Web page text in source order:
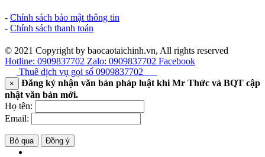
- Chính sách bảo mật thông tin
- Chính sách thanh toán
© 2021 Copyright by baocaotaichinh.vn, All rights reserved
Hotline: 0909837702 Zalo: 0909837702 Facebook
Thuê dịch vụ gọi số 0909837702
×
Đăng ký nhận văn bản pháp luật khi Mr Thức và BQT cập
nhật văn bản mới.
Họ tên:
Email:
Bỏ qua Đồng ý